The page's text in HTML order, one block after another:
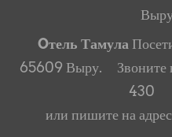
Oтель Тамула
65609 Выру. Звоните
или пишите на